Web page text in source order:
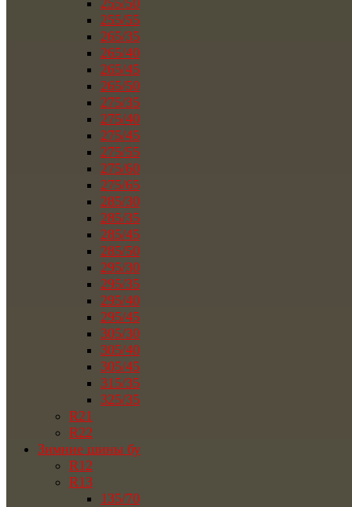
255/50
255/55
265/35
265/40
265/45
265/50
275/35
275/40
275/45
275/55
275/60
275/65
285/30
285/35
285/45
285/50
295/30
295/35
295/40
295/45
305/30
305/40
305/45
315/35
325/35
R21
R22
Зимние шины бу
R12
R13
135/70